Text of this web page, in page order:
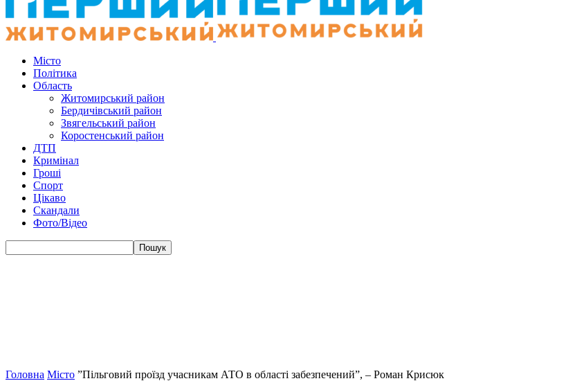
Місто
Політика
Область
Житомирський район
Бердичівський район
Звягельський район
Коростенський район
ДТП
Кримінал
Гроші
Спорт
Цікаво
Скандали
Фото/Відео
Головна Місто ”Пільговий проїзд учасникам АТО в області забезпечений”, – Роман Крисюк